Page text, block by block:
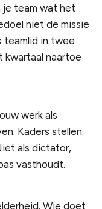
je team wat het
niet de missie
teamlid in twee
kwartaal naartoe
werk als
Kaders stellen.
als dictator,
vasthoudt.
Wie doet